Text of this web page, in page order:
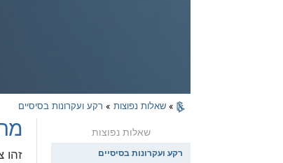
» שאלות נפוצות » רקע ועקרונות בסיסיים
זהו
שאלות נפוצות
רקע ועקרונות בסיסיים